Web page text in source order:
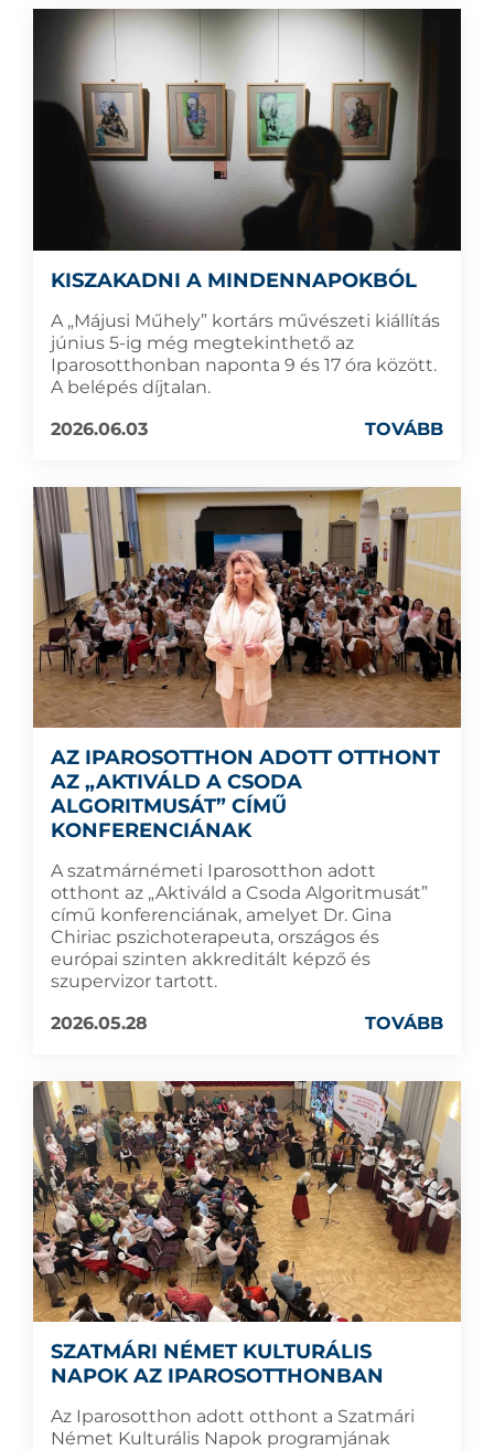
KISZAKADNI A MINDENNAPOKBÓL
A „Májusi Műhely” kortárs művészeti kiállítás
június 5-ig még megtekinthető az
Iparosotthonban naponta 9 és 17 óra között.
A belépés díjtalan.
2026.06.03
TOVÁBB
AZ IPAROSOTTHON ADOTT OTTHONT
AZ „AKTIVÁLD A CSODA
ALGORITMUSÁT” CÍMŰ
KONFERENCIÁNAK
A szatmárnémeti Iparosotthon adott
otthont az „Aktiváld a Csoda Algoritmusát”
című konferenciának, amelyet Dr. Gina
Chiriac pszichoterapeuta, országos és
európai szinten akkreditált képző és
szupervizor tartott.
2026.05.28
TOVÁBB
SZATMÁRI NÉMET KULTURÁLIS
NAPOK AZ IPAROSOTTHONBAN
Az Iparosotthon adott otthont a Szatmári
Német Kulturális Napok programjának